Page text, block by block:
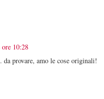
10:28
da provare, amo le cose originali!